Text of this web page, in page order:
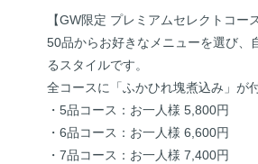
【GW限定 プレミアムセレクトコース
50品からお好きなメニューを選び、
るスタイルです。
全コースに「ふかひれ塊煮込み」が
・5品コース：お一人様 5,800円
・6品コース：お一人様 6,600円
・7品コース：お一人様 7,400円